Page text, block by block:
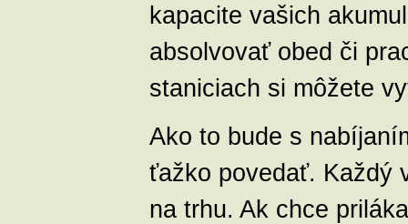
kapacite vašich
absolvovať obed či
staniciach si môžete
Ako to bude s
ťažko povedať. Každý
na trhu. Ak chce